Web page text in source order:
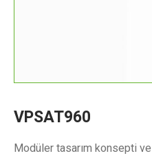
VPSAT960
Modüler tasarım konsepti